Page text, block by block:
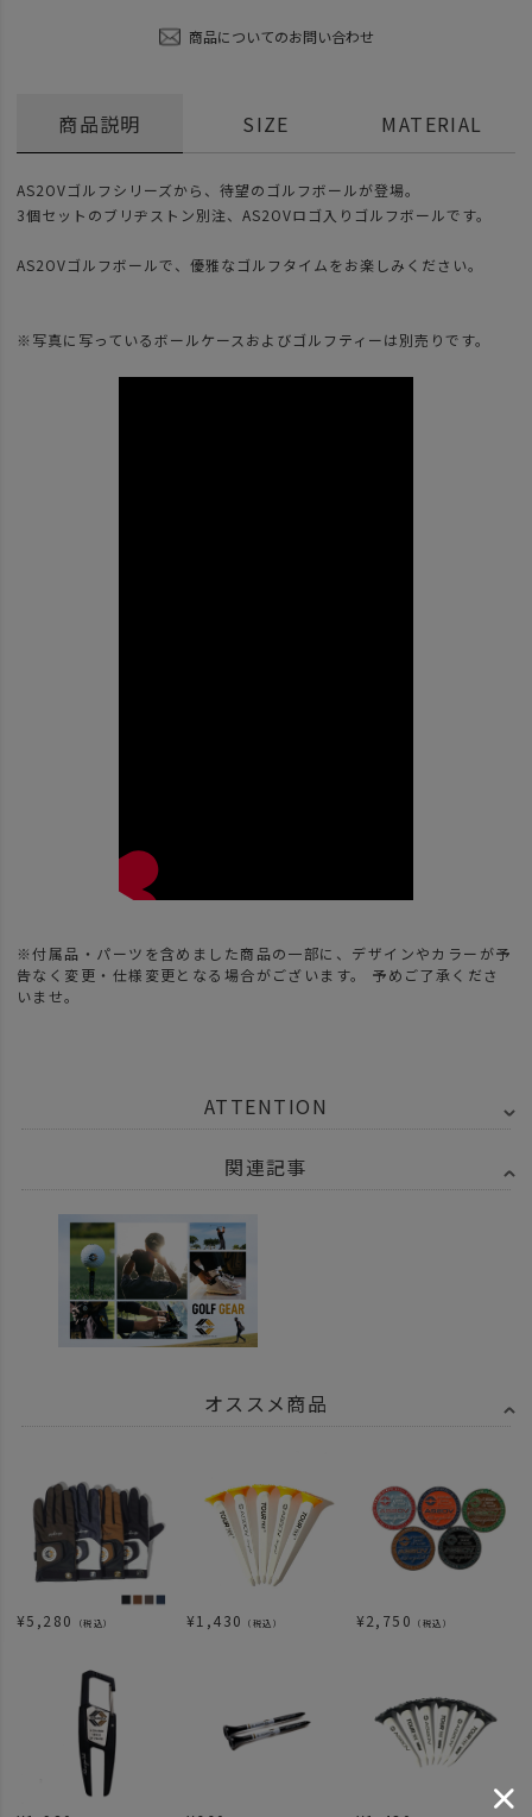
商品についてのお問い合わせ
商品説明
AS2OVゴルフシリーズから、待望のゴルフボールが登場。
3個セットのブリヂストン別注、AS2OVロゴ入りゴルフボールです。
AS2OVゴルフボールで、優雅なゴルフタイムをお楽しみください。
※写真に写っているボールケースおよびゴルフティーは別売りです。
※付属品・パーツを含めました商品の一部に、デザインやカラーが予
告なく変更・仕様変更となる場合がございます。 予めご了承くださ
いませ。
SIZE MATERIAL
ATTENTION
関連記事
オススメ商品
¥5,280 （税込） ¥1,430 （税込） ¥2,750 （税込）